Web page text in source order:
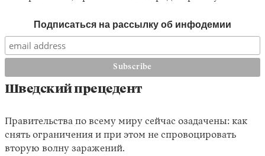
Подписаться на рассылку об инфодемии
Шведский прецедент
Правительства по всему миру сейчас озадачены: как
снять ограничения и при этом не спровоцировать
вторую волну заражений.